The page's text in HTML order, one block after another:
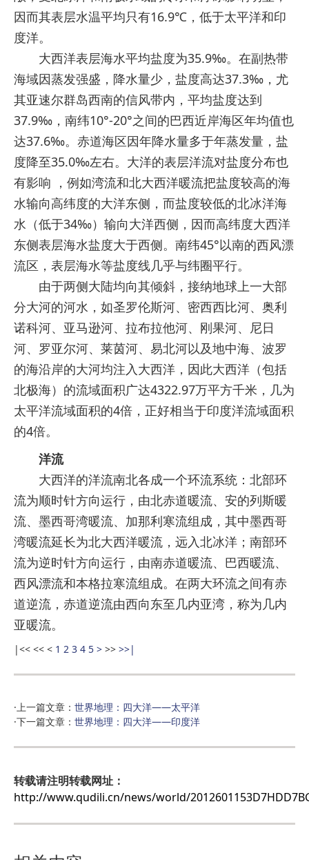
因而其表层水温平均只有16.9℃，低于太平洋和印
度洋。
大西洋表层海水平均盐度为35.9‰。在副热带
海域因蒸发强盛，降水量少，盐度高达37.3‰，尤
其亚速尔群岛西南的信风带内，平均盐度达到
37.9‰，南纬10°-20°之间的巴西近岸海区年均值也
达37.6‰。赤道海区因年降水量多于年蒸发量，盐
度降至35.0‰左右。大洋的表层洋流对盐度分布也
有影响 ，例如湾流和北大西洋暖流把盐度较高的海
水输向高纬度的大洋东侧，而盐度较低的北冰洋海
水（低于34‰）输向大洋西侧，因而高纬度大西洋
东侧表层海水盐度大于西侧。南纬45°以南的西风漂
流区，表层海水等盐度线几乎与纬圈平行。
由于两侧大陆均向其倾斜，接纳地球上一大部
分大河的河水，如圣罗伦斯河、密西西比河、奥利
诺科河、亚马逊河、拉布拉他河、刚果河、尼日
河、罗亚尔河、莱茵河、易北河以及地中海、波罗
的海沿岸的大河均注入大西洋，因此大西洋（包括
北极海）的流域面积广达4322.97万平方千米，几为
太平洋流域面积的4倍，正好相当于印度洋流域面积
的4倍。
洋流
大西洋的洋流南北各成一个环流系统：北部环
流为顺时针方向运行，由北赤道暖流、安的列斯暖
流、墨西哥湾暖流、加那利寒流组成，其中墨西哥
湾暖流延长为北大西洋暖流，远入北冰洋；南部环
流为逆时针方向运行，由南赤道暖流、巴西暖流、
西风漂流和本格拉寒流组成。在两大环流之间有赤
道逆流，赤道逆流由西向东至几内亚湾，称为几内
亚暖流。
|<< << < 1 2 3 4 5 > >> >>|
·上一篇文章： 世界地理：四大洋——太平洋
·下一篇文章： 世界地理：四大洋——印度洋
转载请注明转载网址：
http://www.qudili.cn/news/world/